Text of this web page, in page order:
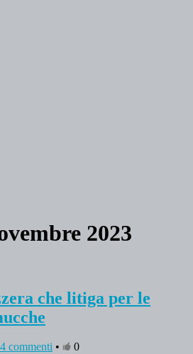
2023
che litiga per le
commenti •
0